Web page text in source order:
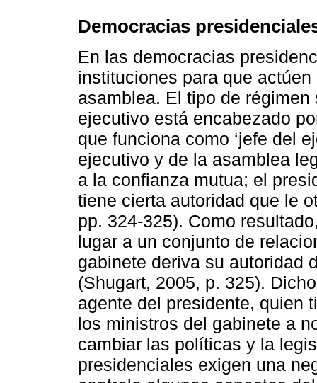
Democracias
En las democracias
instituciones para que
asamblea. El tipo de
ejecutivo está encabezado
que funciona como ‘jefe del
ejecutivo y de la asamblea
a la confianza mutua; el
tiene cierta autoridad que le
pp. 324-325). Como
lugar a un conjunto de
gabinete deriva su autoridad
(Shugart, 2005, p. 325).
agente del presidente, quien
los ministros del gabinete a
cambiar las políticas y la
presidenciales exigen una